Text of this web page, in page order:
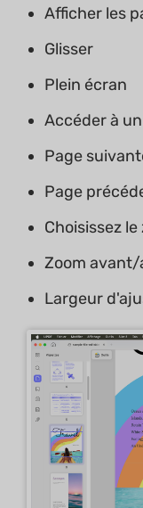
Afficher les
Glisser
Plein écran
Accéder à
Page
Page
Choisissez
Zoom
Largeur